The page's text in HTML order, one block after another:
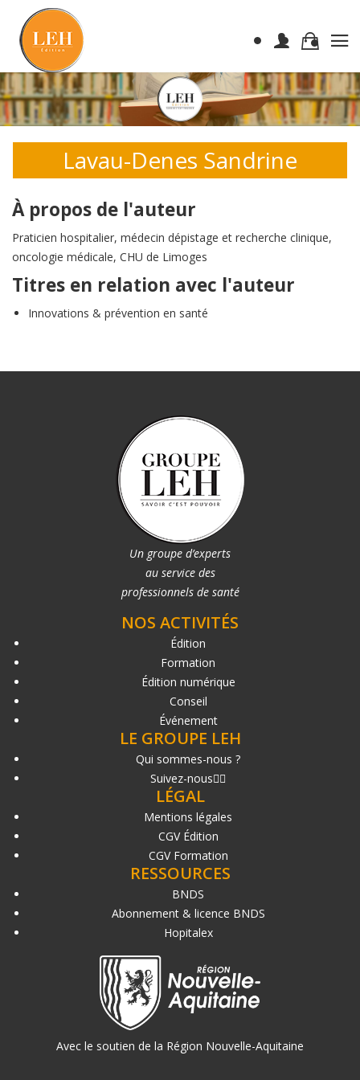
Lavau-Denes Sandrine
À propos de l'auteur
Praticien hospitalier, médecin dépistage et recherche clinique,
oncologie médicale, CHU de Limoges
Titres en relation avec l'auteur
Innovations & prévention en santé
Un groupe d’experts
au service des
professionnels de santé
NOS ACTIVITÉS
Édition
Formation
Édition numérique
Conseil
Événement
LE GROUPE LEH
Qui sommes-nous ?
Suivez-nous
LÉGAL
Mentions légales
CGV Édition
CGV Formation
RESSOURCES
BNDS
Abonnement & licence BNDS
Hopitalex
Avec le soutien de la Région Nouvelle-Aquitaine